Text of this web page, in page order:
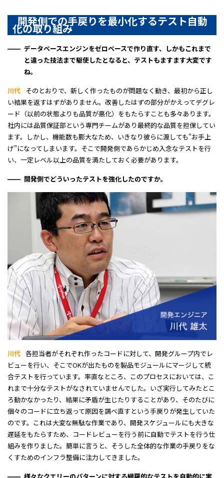
開発側での手戻りを最小化するテスト自動
化の取り組み
データベースエンジンをゼロベースで作り直す、しかもこれまで
と違った技法まで駆使したとなると、テストもますます大変です
ね。
川代 そのとおりで、新しく作ったものが問題なく動き、最初から正し
い結果を返すはずがありません。改善したはずの部分がかえってデグレ
ード（以前の状態よりも品質が悪化）をもたらすことも多々あります。
社内には品質保証部という専門チームがあり最終的な品質を担保してい
ます。しかし、機能数も膨大なため、いきなり彼らに渡しても"お手上
げ"になってしまいます。そこで開発側であらかじめ入念なテストを行
い、一定レベル以上の品質を満たしておく必要があります。
開発側でどういったテストを強化したのですか。
川代 各担当者がそれぞれ作ったコードに対して、開発グループ内でレ
ビューを行い、そこでOKが出たものを製品モジュールにマージして統
合テストを行っています。率直なところ、このプロセスにおいては、こ
れまで十分なテストがなされていませんでした。いざ実行してみたとこ
ろ動かなかったり、結果に矛盾が生じたりすることがあり、そのたびに
個々のコードに立ち返って原因を調べ直すという手戻りが発生していた
のです。これは大変な無駄な作業であり、開発スケジュールにも大きな
遅延をもたらすため、コードレビューを行う前に自動でテストを行う仕
組みを作りました。簡単に言うと、そうした全体的な作業の手戻りをな
くすためのインフラ整備に注力してきました。